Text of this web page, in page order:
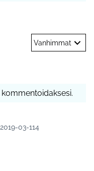
Vanhimmat
kommentoidaksesi.
03-114